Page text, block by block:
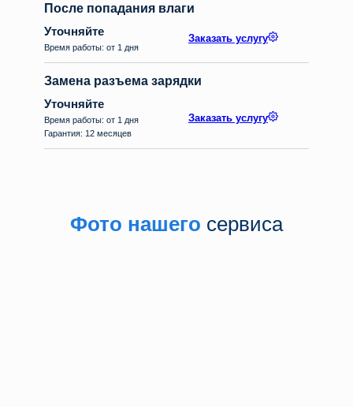
После попадания влаги
Уточняйте
Время работы: от 1 дня
Заказать услугу
Замена разъема зарядки
Уточняйте
Время работы: от 1 дня
Гарантия: 12 месяцев
Заказать услугу
Фото нашего сервиса